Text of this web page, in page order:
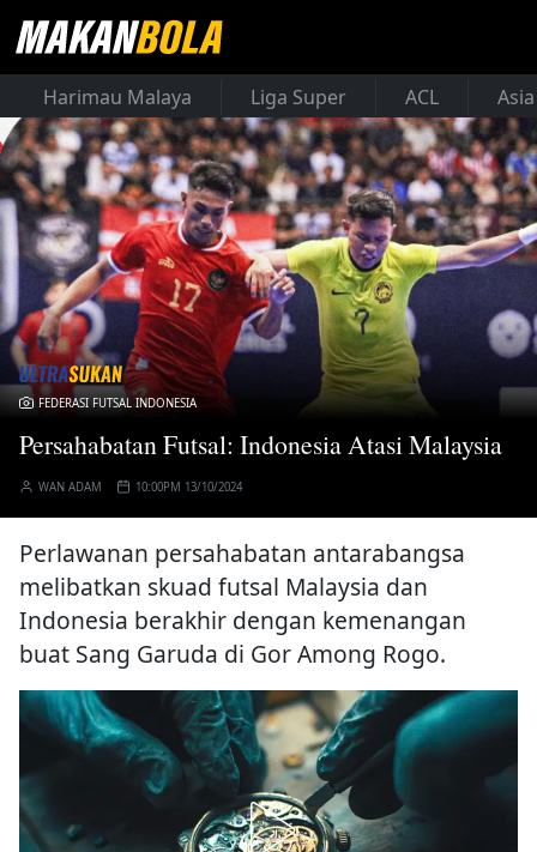
Harimau Malaya Liga Super ACL
FEDERASI FUTSAL INDONESIA
Persahabatan Futsal: Indonesia Atasi Malaysia
WAN ADAM 10:00PM 13/10/2024
Perlawanan persahabatan antarabangsa
melibatkan skuad futsal Malaysia dan
Indonesia berakhir dengan kemenangan
buat Sang Garuda di Gor Among Rogo.